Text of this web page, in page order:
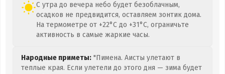
С утра до вечера небо будет безоблачным,
осадков не предвидится, оставляем зонтик дома.
На термометре от +22°C до +31°C, ограничьте
активность в самые жаркие часы.
Народные приметы: "Пимена. Аисты улетают в
теплые края. Если улетели до этого дня — зима будет